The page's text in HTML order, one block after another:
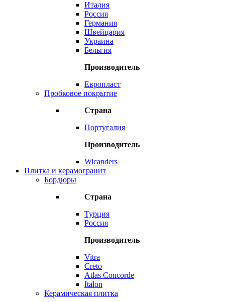
Италия
Россия
Германия
Швейцария
Украина
Бельгия
Производитель
Европласт
Пробковое покрытие
Страна
Португалия
Производитель
Wicanders
Плитка и керамогранит
Бордюры
Страна
Турция
Россия
Производитель
Vitra
Creto
Atlas Concorde
Italon
Керамическая плитка